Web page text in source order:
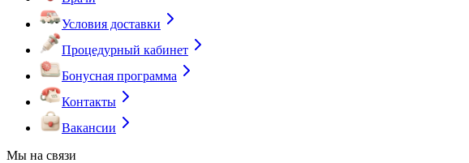
Условия доставки
Процедурный кабинет
Бонусная программа
Контакты
Вакансии
Мы на связи